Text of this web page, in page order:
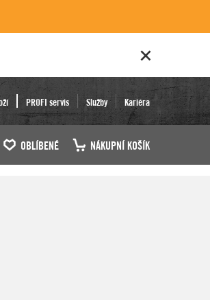
PROFI servis Služby Kariéra
OBLÍBENÉ NÁKUPNÍ KOŠÍK